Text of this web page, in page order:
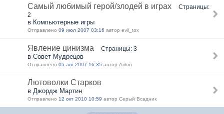
Самый любимый герой/злодей в играх
Страницы:
2
в Компьютерные игры
Отправлено 09 июл 2007 03:16 автор evil_tox
Явление цинизма Страницы: 3
в Совет Мудрецов
Отправлено 05 авг 2007 16:35 автор Arilon
Лютоволки Старков
в Джордж Мартин
Отправлено 12 окт 2010 10:59 автор Серый Всадник